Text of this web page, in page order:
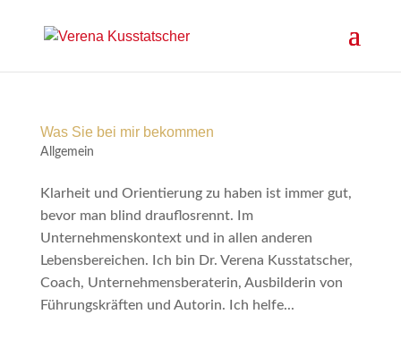
Was Sie bei mir bekommen
Allgemein
Klarheit und Orientierung zu haben ist immer gut,
bevor man blind drauflosrennt. Im
Unternehmenskontext und in allen anderen
Lebensbereichen. Ich bin Dr. Verena Kusstatscher,
Coach, Unternehmensberaterin, Ausbilderin von
Führungskräften und Autorin. Ich helfe...